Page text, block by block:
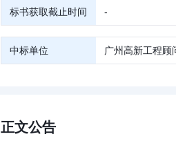
标书获取截止时间 -
中标单位 广州高新工程顾
正文公告